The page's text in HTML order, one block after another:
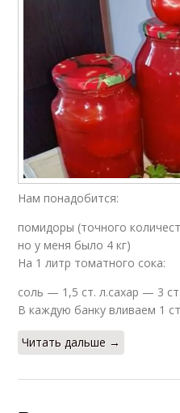
Нам понадобится:
помидоры (точного
но у меня было 4 кг)
На 1 литр томатного сока:
соль — 1,5 ст. л.сахар — 3
В каждую банку вливаем 1
Читать дальше →